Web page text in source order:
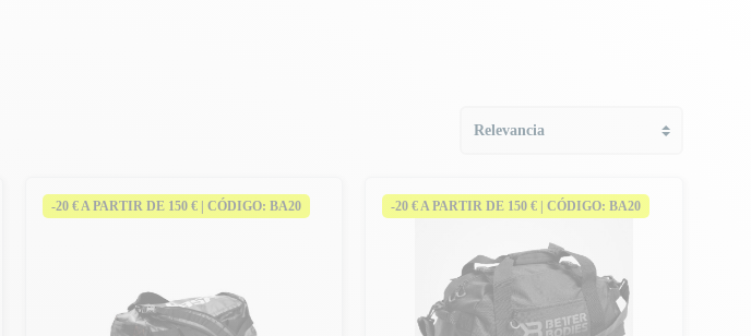
-20 € A PARTIR DE 150 € | CÓDIGO: BA20 -20 € A PARTIR DE 150 € | CÓDIGO: BA20